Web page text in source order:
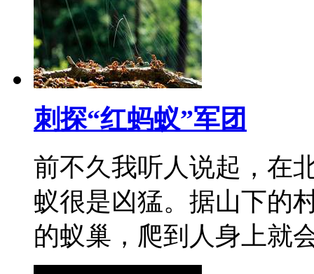
刺探“红蚂蚁”军团
前不久我听人说起，在
蚁很是凶猛。据山下的
的蚁巢，爬到人身上